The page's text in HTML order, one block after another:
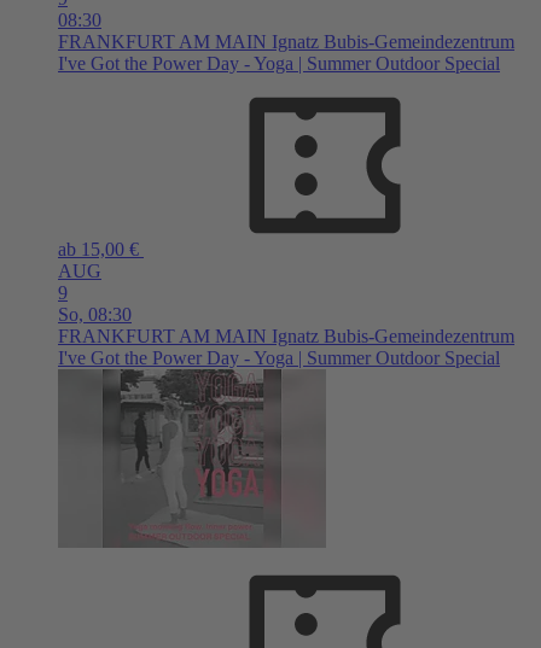
08:30
FRANKFURT AM MAIN Ignatz Bubis-Gemeindezentrum
I've Got the Power Day - Yoga | Summer Outdoor Special
ab 15,00 €
AUG
9
So, 08:30
FRANKFURT AM MAIN Ignatz Bubis-Gemeindezentrum
I've Got the Power Day - Yoga | Summer Outdoor Special